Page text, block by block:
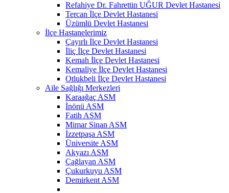
Refahiye Dr. Fahrettin UĞUR Devlet Hastanesi
Tercan İlçe Devlet Hastanesi
Üzümlü Devlet Hastanesi
İlçe Hastanelerimiz
Çayırlı İlçe Devlet Hastanesi
İliç İlçe Devlet Hastanesi
Kemah İlçe Devlet Hastanesi
Kemaliye İlçe Devlet Hastanesi
Otlukbeli İlçe Devlet Hastanesi
Aile Sağlığı Merkezleri
Karaağaç ASM
İnönü ASM
Fatih ASM
Mimar Sinan ASM
İzzetpaşa ASM
Üniversite ASM
Akyazı ASM
Çağlayan ASM
Çukurkuyu ASM
Demirkent ASM